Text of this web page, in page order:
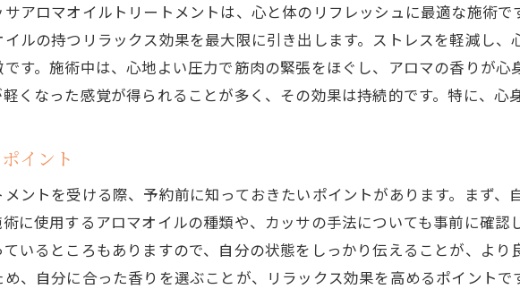
谷山駅近くでカッサアロマオイルトリートメントを活用する理由
地元住民に愛される理由
アクセスの良さと利便性
リラックス効果を最大限に引き出すカッサとアロマオイルの組
相乗効果を生むベストな組み合わせ
アロマオイルトリートメントは、心と体のリフレッシュに最適な施術
ルの持つリラックス効果を最大限に引き出します。ストレスを軽減し
す。施術中は、心地よい圧力で筋肉の緊張をほぐし、アロマの香りが
くなった感覚が得られることが多く、その効果は持続的です。特に、心
イント
ントを受ける際、予約前に知っておきたいポイントがあります。まず
に使用するアロマオイルの種類や、カッサの手法についても事前に確認
いるところもありますので、自分の状態をしっかり伝えることが、よ
、自分に合った香りを選ぶことが、リラックス効果を高めるポイント